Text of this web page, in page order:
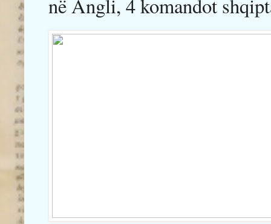
në Angli, 4 komandot